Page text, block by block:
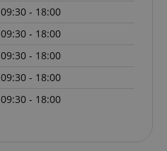
09:30 - 18:00
09:30 - 18:00
09:30 - 18:00
09:30 - 18:00
09:30 - 18:00
Google-